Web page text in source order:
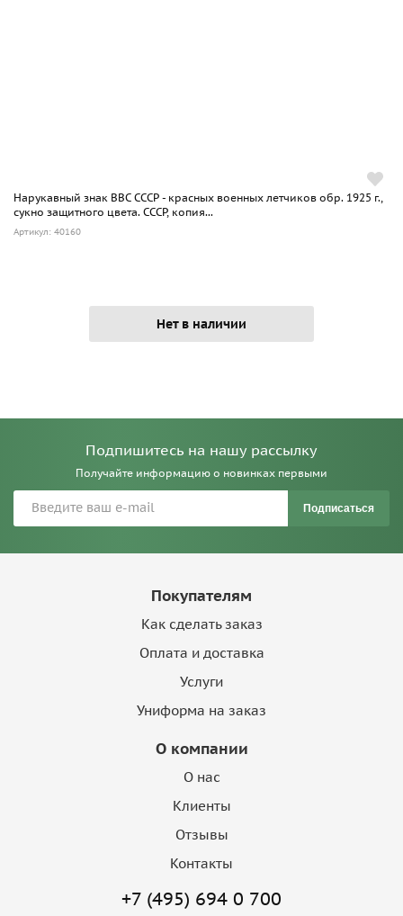
Нарукавный знак ВВС СССР - красных военных летчиков обр. 1925 г.,
сукно защитного цвета. СССР, копия...
Артикул: 40160
Нет в наличии
Подпишитесь на нашу рассылку
Получайте информацию о новинках первыми
Подписаться
Покупателям
Как сделать заказ
Оплата и доставка
Услуги
Униформа на заказ
О компании
О нас
Клиенты
Отзывы
Контакты
+7 (495) 694 0 700